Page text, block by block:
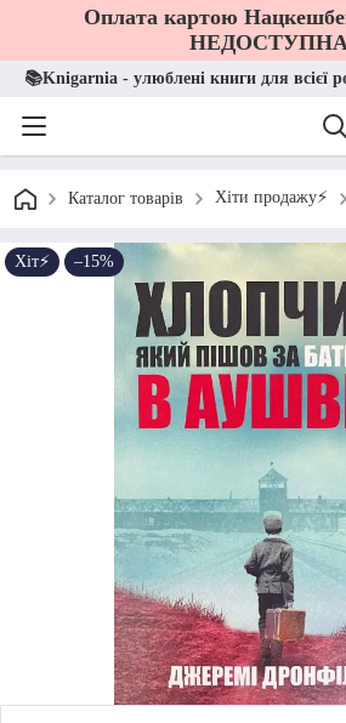
Оплата картою
📚Knigarnia - улюблені книги для всієї
Каталог товарів Хіти продажу⚡️
Хіт⚡️ –15%